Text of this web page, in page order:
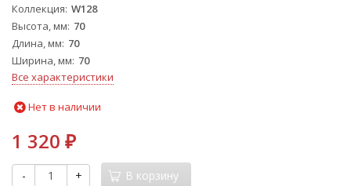
Коллекция W128
Высота, мм 70
Длина, мм 70
Ширина, мм 70
Все характеристики
Нет в наличии
1 320 ₽
- + В корзину